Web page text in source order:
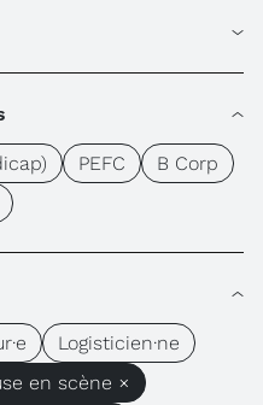
PEFC
B Corp
Logisticien·ne
en scène ×